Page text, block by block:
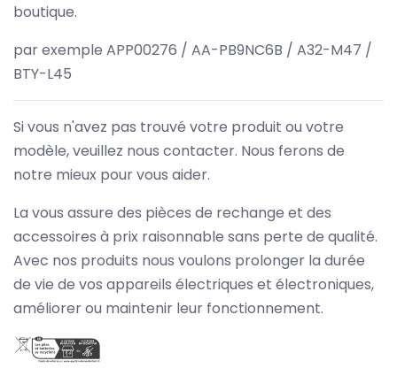
boutique.
par exemple APP00276 / AA-PB9NC6B / A32-M47 /
BTY-L45
Si vous n'avez pas trouvé votre produit ou votre
modèle, veuillez nous contacter. Nous ferons de
notre mieux pour vous aider.
La vous assure des pièces de rechange et des
accessoires à prix raisonnable sans perte de qualité.
Avec nos produits nous voulons prolonger la durée
de vie de vos appareils électriques et électroniques,
améliorer ou maintenir leur fonctionnement.